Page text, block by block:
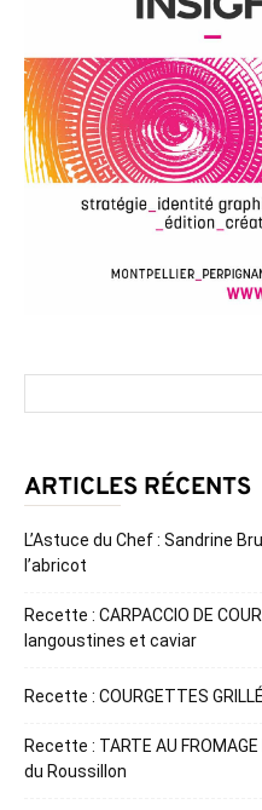
ARTICLES RÉCENTS
L’Astuce du Chef : Sandrine
l’abricot
Recette : CARPACCIO DE
langoustines et caviar
Recette : COURGETTES
Recette : TARTE AU
du Roussillon